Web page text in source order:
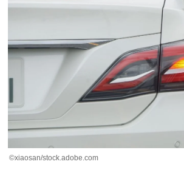
©xiaosan/stock.adobe.com